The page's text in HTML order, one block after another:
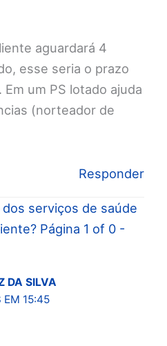
aguardará 4
esse seria o prazo
um PS lotado ajuda
(norteador de
Responder
dos serviços de saúde
Página 1 of 0 -
DA SILVA
15:45